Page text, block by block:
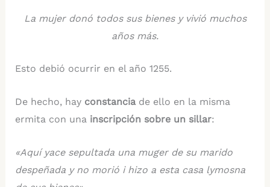
La mujer donó todos sus bienes y vivió muchos
años más.
Esto debió ocurrir en el año 1255.
De hecho, hay constanciade ello en la misma
ermita con una inscripción sobre un sillar:
«Aquí yace sepultada una muger de su marido
despeñada y no morió i hizo a esta casa lymosna